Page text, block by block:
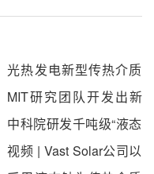
光热发电新型传热介质
的研发 熔盐与液态金属
MIT研究团队开发出新
型液态金属储能技术
中科院研发千吨级“液态
太阳燃料”项目成功示范
促清洁能源发展
视频 | Vast Solar公司以
液态钠为传热介质的塔